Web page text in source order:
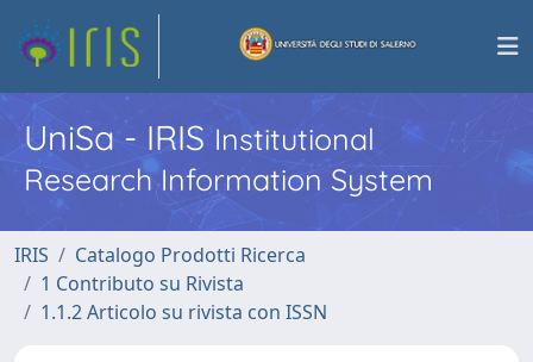
UniSa - IRISInstitutional
Research Information System
IRIS
Catalogo Prodotti Ricerca
1 Contributo su Rivista
1.1.2 Articolo su rivista con ISSN